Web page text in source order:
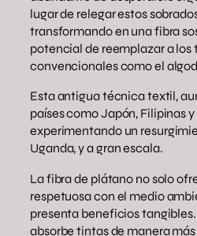
lugar de relegar estos
transformando en una fibra
potencial de reemplazar a los
convencionales como el
Esta antigua técnica textil,
países como Japón, Filipinas
experimentando un
Uganda, y a gran escala.
La fibra de plátano no solo
respetuosa con el medio
presenta beneficios
absorbe tintas de manera